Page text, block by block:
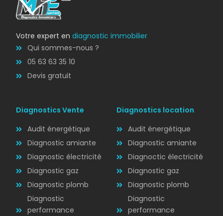
Diagnostic
ÉLECTRICITÉ
Votre expert endiagnostic immobilier
Qui sommes-nous ?
05 63 63 35 10
Devis gratuit
Diagnostics Vente
Audit énergétique
Diagnostic amiante
Diagnostic électricité
Diagnostic gaz
Diagnostic plomb
Diagnostic
performance
Diagnostics location
Audit énergétique
Diagnostic amiante
Diagnoctic électricité
Diagnostic gaz
Diagnostic plomb
Diagnostic
performance